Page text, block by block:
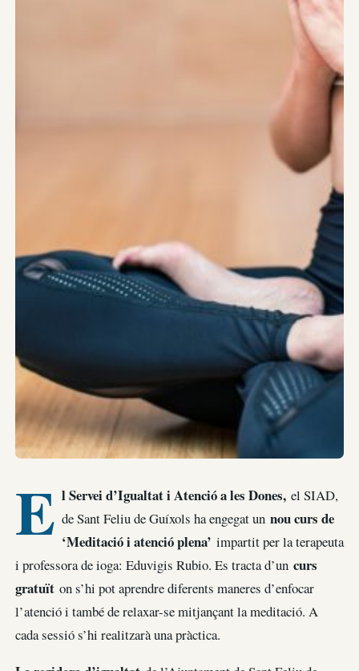
E l Servei d’Igualtat i Atenció a les Dones,el SIAD,
de Sant Feliu de Guíxols ha engegat un nou curs de
‘Meditació i atenció plena’ impartit per la terapeuta
i professora de ioga: Eduvigis Rubio. Es tracta d’un curs
gratuït on s’hi pot aprendre diferents maneres d’enfocar
l’atenció i també de relaxar-se mitjançant la meditació. A
cada sessió s’hi realitzarà una pràctica.